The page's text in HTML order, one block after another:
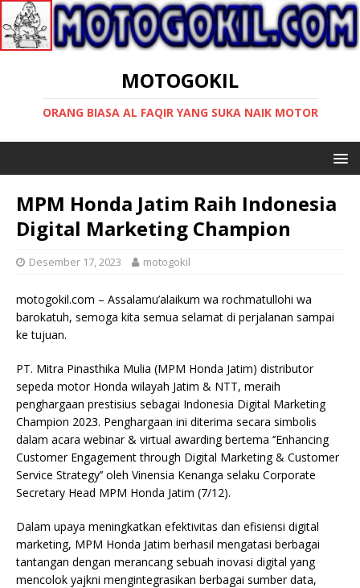
MOTOGOKIL
ORANG BIASA AL FAQIR YANG SUKA NAIK MOTOR
MPM Honda Jatim Raih Indonesia
Digital Marketing Champion
Desember 17, 2023 motogokil
motogokil.com – Assalamu’alaikum wa rochmatullohi wa
barokatuh, semoga kita semua selamat di perjalanan sampai
ke tujuan.
PT. Mitra Pinasthika Mulia (MPM Honda Jatim) distributor
sepeda motor Honda wilayah Jatim & NTT, meraih
penghargaan prestisius sebagai Indonesia Digital Marketing
Champion 2023. Penghargaan ini diterima secara simbolis
dalam acara webinar & virtual awarding bertema ‘’Enhancing
Customer Engagement through Digital Marketing & Customer
Service Strategy’’ oleh Vinensia Kenanga selaku Corporate
Secretary Head MPM Honda Jatim (7/12).
Dalam upaya meningkatkan efektivitas dan efisiensi digital
marketing, MPM Honda Jatim berhasil mengatasi berbagai
tantangan dengan merancang sebuah inovasi digital yang
mencolok yajkni mengintegrasikan berbagai sumber data,